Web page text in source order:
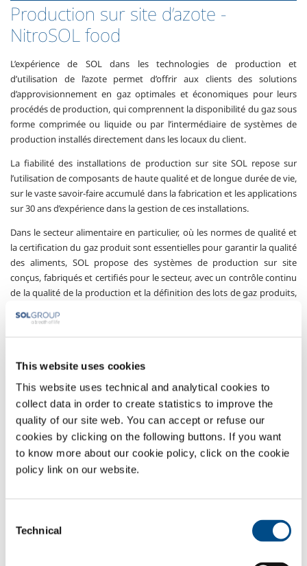
This website uses cookies
This website uses technical and analytical cookies to
collect data in order to create statistics to improve the
quality of our site web. You can accept or refuse our
cookies by clicking on the following buttons. If you want
to know more about our cookie policy, click on the cookie
policy link on our website.
Selection
Technical
Production sur site d’azote -
NitroSOL food
L’expérience de SOL dans les technologies de production et
d’utilisation de l’azote permet d’offrir aux clients des solutions
d’approvisionnement en gaz optimales et économiques pour leurs
procédés de production, qui comprennent la disponibilité du gaz sous
forme comprimée ou liquide ou par l’intermédiaire de systèmes de
production installés directement dans les locaux du client.
La fiabilité des installations de production sur site SOL repose sur
l’utilisation de composants de haute qualité et de longue durée de vie,
sur le vaste savoir-faire accumulé dans la fabrication et les applications
sur 30 ans d’expérience dans la gestion de ces installations.
Dans le secteur alimentaire en particulier, où les normes de qualité et
la certification du gaz produit sont essentielles pour garantir la qualité
des aliments, SOL propose des systèmes de production sur site
conçus, fabriqués et certifiés pour le secteur, avec un contrôle continu
de la qualité de la production et la définition des lots de gaz produits,
(PSA) ou à membrane polymère, selon les exigences du client, et sont
peut être adaptée aux différents besoins des clients, et le gaz produit
peut atteindre une pureté de 99,999 % d’azote pur et avec une plage
de capacités de quelques dizaines de litres par minute à plus de
1000 m³ par heure.
Gaz